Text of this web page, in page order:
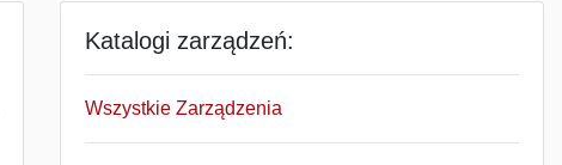
Katalogi zarządzeń:
Wszystkie Zarządzenia